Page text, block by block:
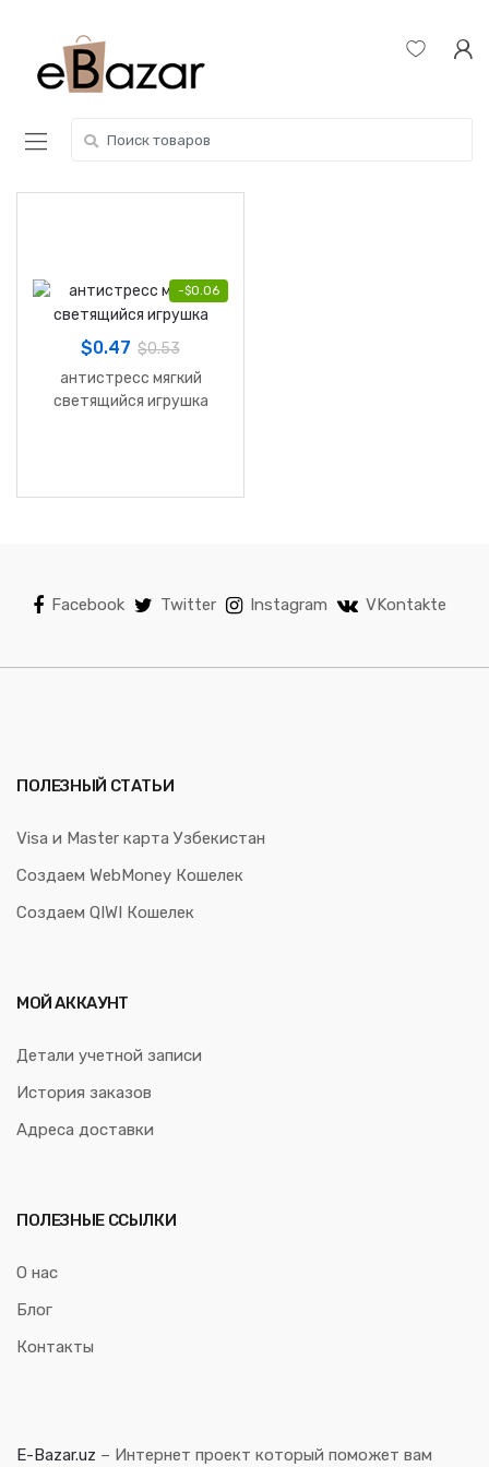
navigation
content
for:
-$0.06
$0.47 $0.53
антистресс мягкий
светящийся игрушка
Facebook Twitter Instagram VKontakte
ПОЛЕЗНЫЙ СТАТЬИ
Visa и Master карта Узбекистан
Создаем WebMoney Кошелек
Создаем QIWI Кошелек
МОЙ АККАУНТ
Детали учетной записи
История заказов
Адреса доставки
ПОЛЕЗНЫЕ ССЫЛКИ
О нас
Блог
Контакты
E-Bazar.uz – Интернет проект который поможет вам